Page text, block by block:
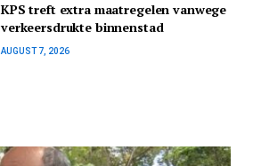
KPS treft extra maatregelen vanwege
verkeersdrukte binnenstad
AUGUST 7, 2026